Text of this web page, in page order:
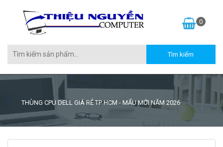
0
THÙNG CPU DELL GIÁ RẺ TP HCM - MẨU MỚI NĂM 2026